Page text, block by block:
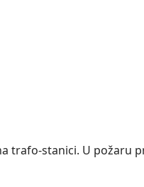
trafo-stanici. U požaru